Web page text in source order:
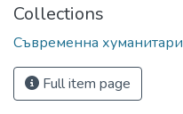
Collections
Съвременна
Full item page